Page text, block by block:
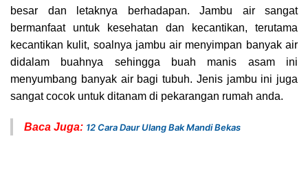
besar dan letaknya berhadapan. Jambu air sangat
bermanfaat untuk kesehatan dan kecantikan, terutama
kecantikan kulit, soalnya jambu air menyimpan banyak air
didalam buahnya sehingga buah manis asam ini
menyumbang banyak air bagi tubuh. Jenis jambu ini juga
sangat cocok untuk ditanam di pekarangan rumah anda.
Baca Juga: 12 Cara Daur Ulang Bak Mandi Bekas